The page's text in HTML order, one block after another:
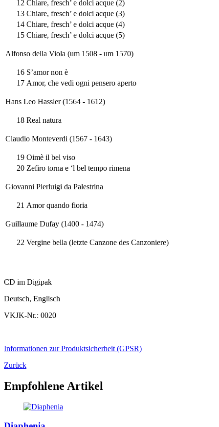
12 Chiare, fresch’ e dolci acque (2)
13 Chiare, fresch’ e dolci acque (3)
14 Chiare, fresch’ e dolci acque (4)
15 Chiare, fresch’ e dolci acque (5)
Alfonso della Viola (um 1508 - um 1570)
16 S’amor non è
17 Amor, che vedi ogni pensero aperto
Hans Leo Hassler (1564 - 1612)
18 Real natura
Claudio Monteverdi (1567 - 1643)
19 Oimè il bel viso
20 Zefiro torna e ‘l bel tempo rimena
Giovanni Pierluigi da Palestrina
21 Amor quando fioria
Guillaume Dufay (1400 - 1474)
22 Vergine bella (letzte Canzone des Canzoniere)
CD im Digipak
Deutsch, Englisch
VKJK-Nr.: 0020
Informationen zur Produktsicherheit (GPSR)
Zurück
Empfohlene Artikel